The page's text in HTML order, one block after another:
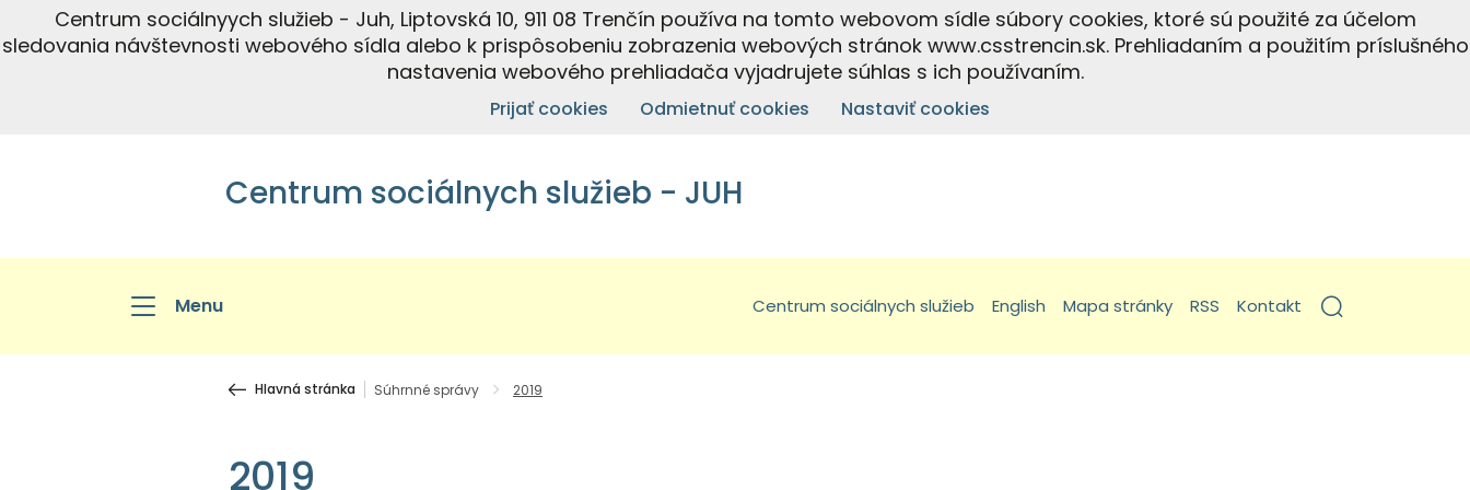
Centrum sociálnyych služieb - Juh, Liptovská 10, 911 08 Trenčín používa na tomto webovom sídle súbory cookies, ktoré sú použité za účelom
sledovania návštevnosti webového sídla alebo k prispôsobeniu zobrazenia webových stránok www.csstrencin.sk. Prehliadaním a použitím príslušného
nastavenia webového prehliadača vyjadrujete súhlas s ich používaním.
Prijať cookies Odmietnuť cookies Nastaviť cookies
Centrum sociálnych služieb - JUH
Menu Centrum sociálnych služieb English Mapa stránky RSS Kontakt
Hlavná stránka Súhrnné správy 2019
2019